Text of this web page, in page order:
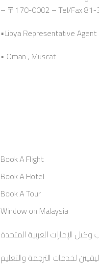
– 〒170-0002 – Tel/Fax
•Libya Representative
• Oman , Muscat
Book A Flight
Book A Hotel
Book A Tour
Window on Malaysia
لخدمات الترجمة والتعليم